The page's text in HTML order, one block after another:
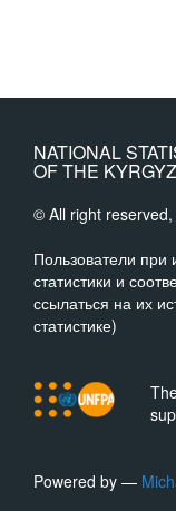
NATIONAL
OF THE
© All right
Пользователи
статистики и
ссылаться на их
статистике)
Powered by —